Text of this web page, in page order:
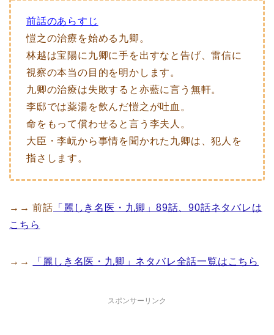
前話のあらすじ
愷之の治療を始める九卿。
林越は宝陽に九卿に手を出すなと告げ、雷信に
視察の本当の目的を明かします。
九卿の治療は失敗すると亦藍に言う無軒。
李邸では薬湯を飲んだ愷之が吐血。
命をもって償わせると言う李夫人。
大臣・李岏から事情を聞かれた九卿は、犯人を
指さします。
→→ 前話 「麗しき名医・九卿」89話、90話ネタバレは
こちら
→→ 「麗しき名医・九卿」ネタバレ全話一覧はこちら
スポンサーリンク